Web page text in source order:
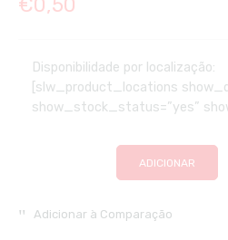
Disponibilidade por localização:
[slw_product_locations
show_stock_status=”yes”
ADICIONAR
Adicionar à Comparação